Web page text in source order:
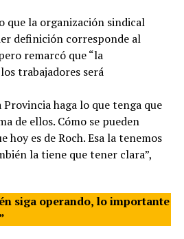
que la organización sindical
definición corresponde al
remarcó que “la
trabajadores será
Provincia haga lo que tenga que
de ellos. Cómo se pueden
hoy es de Roch. Esa la tenemos
la tiene que tener clara”,
siga operando, lo importante